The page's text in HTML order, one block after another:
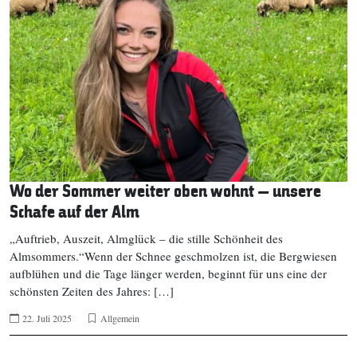
Wo der Sommer weiter oben wohnt – unsere
Schafe auf der Alm
„Auftrieb, Auszeit, Almglück – die stille Schönheit des
Almsommers.“Wenn der Schnee geschmolzen ist, die Bergwiesen
aufblühen und die Tage länger werden, beginnt für uns eine der
schönsten Zeiten des Jahres: […]
22. Juli 2025 Allgemein